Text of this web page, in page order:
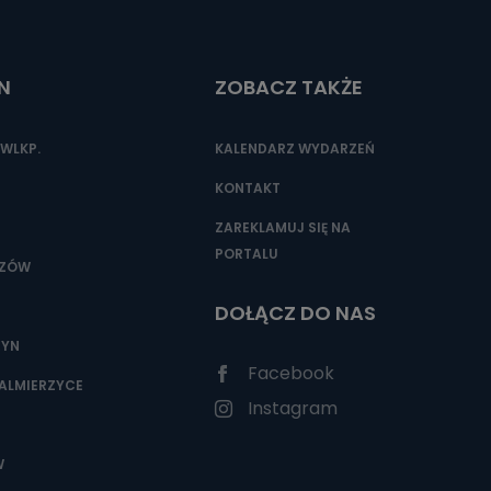
ZOBACZ TAKŻE
KALENDARZ WYDARZEŃ
KONTAKT
ZAREKLAMUJ SIĘ NA
PORTALU
DOŁĄCZ DO NAS
Facebook
Instagram